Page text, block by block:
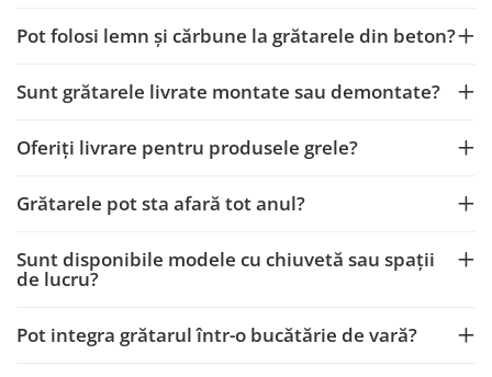
Pot folosi lemn și cărbune la grătarele din beton?
Sunt grătarele livrate montate sau demontate?
Oferiți livrare pentru produsele grele?
Grătarele pot sta afară tot anul?
Sunt disponibile modele cu chiuvetă sau spații
de lucru?
Pot integra grătarul într-o bucătărie de vară?